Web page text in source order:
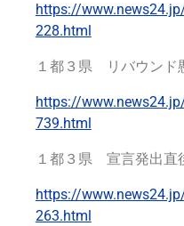
https://
228.html
１都３県 リバウンド
https://
739.html
１都３県 宣言発出直
https://
263.html